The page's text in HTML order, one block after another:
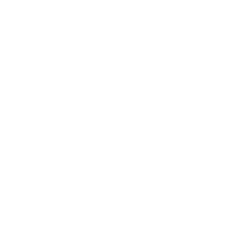
pouvoir s'adopter mutuellement, et se faire
notre ambition a toujours été d’apporter à nos
[...]